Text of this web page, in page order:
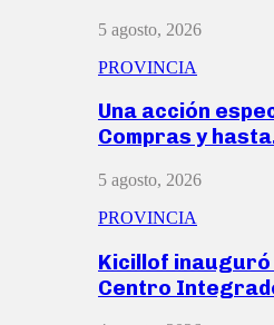
5 agosto, 2026
PROVINCIA
Una acción
Compras y
5 agosto, 2026
PROVINCIA
Kicillof inauguró
Centro